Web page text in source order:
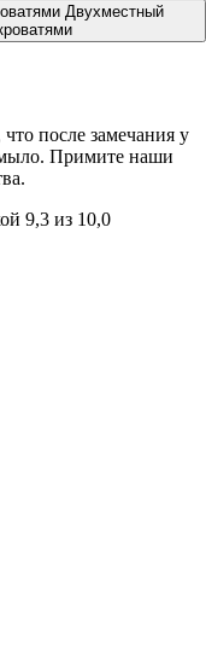
Двухместный
после замечания у
Примите наши
9,3 из 10,0